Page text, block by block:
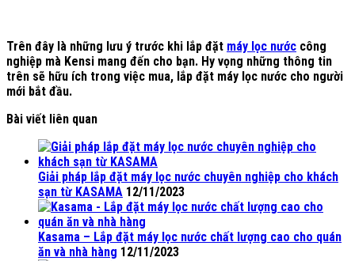
Trên đây là những lưu ý trước khi lắp đặt máy lọc nước công
nghiệp mà Kensi mang đến cho bạn. Hy vọng những thông tin
trên sẽ hữu ích trong việc mua, lắp đặt máy lọc nước cho người
mới bắt đầu.
Bài viết liên quan
Giải pháp lắp đặt máy lọc nước chuyên nghiệp cho khách
sạn từ KASAMA 12/11/2023
Kasama – Lắp đặt máy lọc nước chất lượng cao cho quán
ăn và nhà hàng 12/11/2023